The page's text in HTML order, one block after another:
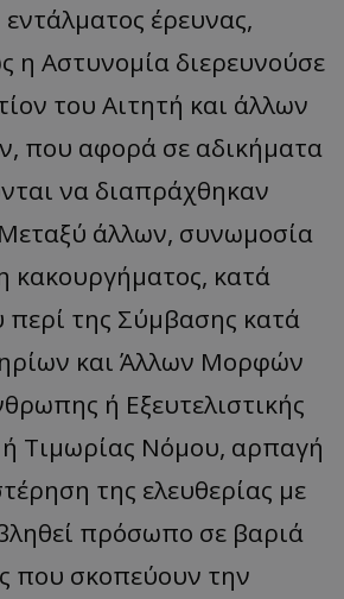
έρευνας,
η Αστυνομία διερευνούσε
του Αιτητή και άλλων
που αφορά σε αδικήματα
να διαπράχθηκαν
άλλων, συνωμοσία
κακουργήματος, κατά
της Σύμβασης κατά
και Άλλων Μορφών
ή Εξευτελιστικής
Τιμωρίας Νόμου, αρπαγή
της ελευθερίας με
πρόσωπο σε βαριά
που σκοπεύουν την